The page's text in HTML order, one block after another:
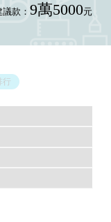
議款： 9萬5000元
行